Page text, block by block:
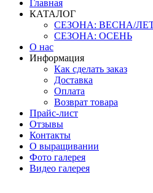
Главная
КАТАЛОГ
СЕЗОНА: ВЕСНА/
СЕЗОНА: ОСЕНЬ
О нас
Информация
Как сделать заказ
Доставка
Оплата
Возврат товара
Прайс-лист
Отзывы
Контакты
О выращивании
Фото галерея
Видео галерея